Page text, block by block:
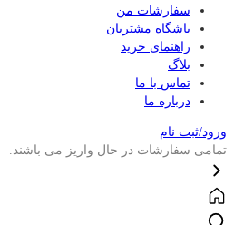
سفارشات من
باشگاه مشتریان
راهنمای خرید
بلاگ
تماس با ما
درباره ما
ورود/ثبت نام
تمامی سفارشات در حال واریز می باشند.